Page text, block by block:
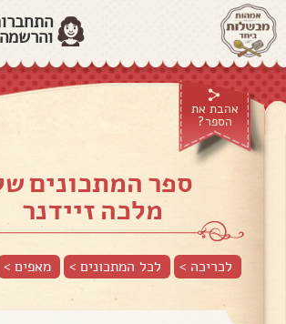
והרשמה
אהבת את
הספר?
ספר המתכונים
מלכה זיידנר
לכריכה > לכל המתכונים > מאפים>